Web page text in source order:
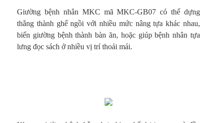
Giường bệnh nhân MKC mã MKC-GB07 có thể dựng
thẳng thành ghế ngồi với nhiều mức nâng tựa khác nhau,
biến giường bệnh thành bàn ăn, hoặc giúp bệnh nhân tựa
lưng đọc sách ở nhiều vị trí thoải mái.